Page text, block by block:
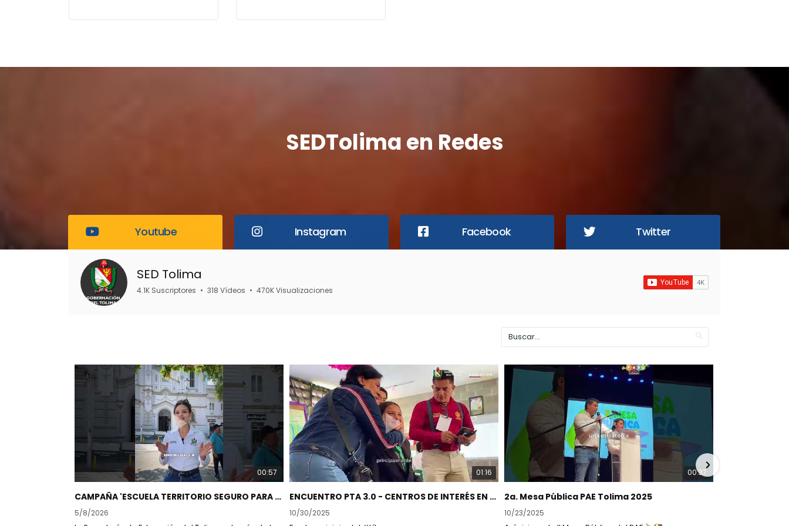
Mesa de Ayuda TI
SEDTolima en Redes
Youtube Instagram Facebook Twitter
SED Tolima
4.1K Suscriptores • 318 Vídeos • 470K Visualizaciones
00:57
CAMPAÑA 'ESCUELA TERRITORIO SEGURO PARA TODOS'.
5/8/2026
01:16
ENCUENTRO PTA 3.0 - CENTROS DE INTERÉS EN EL MUNICIPIO DEL LÍBANO
10/30/2025
00:37
2a. Mesa Pública PAE Tolima 2025
10/23/2025